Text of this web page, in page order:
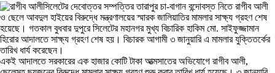
সিলেটের দেবোত্তর সম্পত্তির তারাপুর চা-বাগান বন্দোবস্ত নিতে রাগীব আলী
ও ছেলে আবদুল হাইয়ের বিরুদ্ধে মন্ত্রণালয়ের স্মারক জালিয়াতির মামলার সাক্ষ্য গ্রহণ শেষ
হয়েছে। গতকাল বুধবার দুপুরে সিলেটের মহানগর মুখ্য বিচারিক হাকিম মো. সাইফুজ্জামান
হিরোর আদালতে সাক্ষ্য গ্রহণ শেষ হয়। বিচারক আগামী ৩ জানুয়ারি এ মামলার যুক্তিতর্কের
তারিখ ধার্য করেছেন।
একই আদালতে সরকারের এক হাজার কোটি টাকা আত্মসাতের অভিযোগে রাগীব আলী,